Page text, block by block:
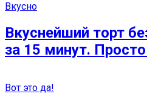
Вкусно
Вкуснейший торт
за 15 минут.
Вот это да!